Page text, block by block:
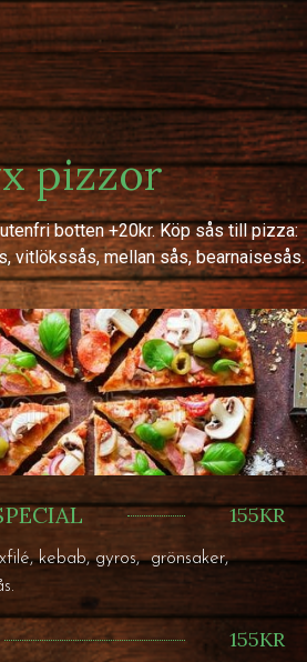
pizzor
botten +20kr. Köp sås till pizza:
vitlökssås, mellan sås, bearnaisesås.
155KR
kebab, gyros, grönsaker,
155KR